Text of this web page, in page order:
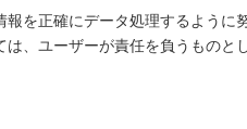
報を正確にデータ処理するよう
、ユーザーが責任を負うものと